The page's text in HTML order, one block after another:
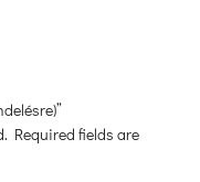
Required fields are